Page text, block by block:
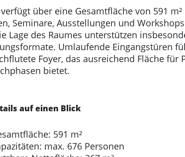
über eine Gesamtfläche von 591
Seminare, Ausstellungen und
Lage des Raumes unterstützen
Umlaufende Eingangstüren
Foyer, das ausreichend Fläche für
bietet.
auf einen Blick
591 m²
max. 676 Personen